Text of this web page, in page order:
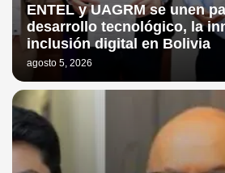
ENTEL y UAGRM se unen
desarrollo tecnológico, la
inclusión digital en Bolivia
agosto 5, 2026